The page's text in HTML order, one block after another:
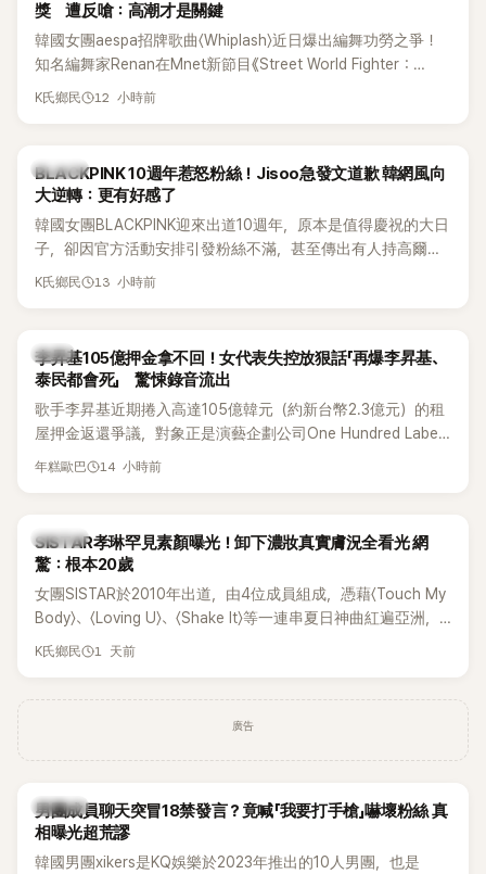
獎 遭反嗆：高潮才是關鍵
韓國女團aespa招牌歌曲〈Whiplash〉近日爆出編舞功勞之爭！
知名編舞家Renan在Mnet新節目《Street World Fighter：
Directors' War》預告中，公開談及自己在〈Whiplash〉編舞上的
K氏鄉民 12 小時前
K-POP
BLACKPINK 10週年惹怒粉絲！Jisoo急發文道歉 韓網風向
大逆轉：更有好感了
韓國女團BLACKPINK迎來出道10週年，原本是值得慶祝的大日
子，卻因官方活動安排引發粉絲不滿，甚至傳出有人持高爾夫
球桿到YG娛樂大樓鬧事。Jisoo今（8日）也親自發文向BLINK
K氏鄉民 13 小時前
韓星
李昇基105億押金拿不回！女代表失控放狠話「再爆李昇基、
泰民都會死」 驚悚錄音流出
歌手李昇基近期捲入高達105億韓元（約新台幣2.3億元）的租
屋押金返還爭議，對象正是演藝企劃公司One Hundred Label
代表車佳媛(차가원)。如今事件再掀風波，YouTuber李鎮浩公開
年糕歐巴 14 小時前
K-POP
SISTAR孝琳罕見素顏曝光！卸下濃妝真實膚況全看光 網
驚：根本20歲
女團SISTAR於2010年出道，由4位成員組成，憑藉〈Touch My
Body〉、〈Loving U〉、〈Shake It〉等一連串夏日神曲紅遍亞洲，
獲封「夏日女王」。不過，團體在出道滿7年後宣布解散，成員各
K氏鄉民 1 天前
廣告
K-POP
男團成員聊天突冒18禁發言？竟喊「我要打手槍」嚇壞粉絲 真
相曝光超荒謬
韓國男團xikers是KQ娛樂於2023年推出的10人男團，也是